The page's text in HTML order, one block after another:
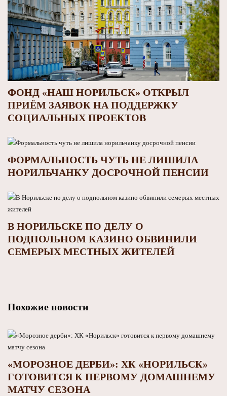
ФОНД «НАШ НОРИЛЬСК» ОТКРЫЛ
ПРИЁМ ЗАЯВОК НА ПОДДЕРЖКУ
СОЦИАЛЬНЫХ ПРОЕКТОВ
ФОРМАЛЬНОСТЬ ЧУТЬ НЕ ЛИШИЛА
НОРИЛЬЧАНКУ ДОСРОЧНОЙ ПЕНСИИ
В НОРИЛЬСКЕ ПО ДЕЛУ О
ПОДПОЛЬНОМ КАЗИНО ОБВИНИЛИ
СЕМЕРЫХ МЕСТНЫХ ЖИТЕЛЕЙ
Похожие новости
«МОРОЗНОЕ ДЕРБИ»: ХК «НОРИЛЬСК»
ГОТОВИТСЯ К ПЕРВОМУ ДОМАШНЕМУ
МАТЧУ СЕЗОНА